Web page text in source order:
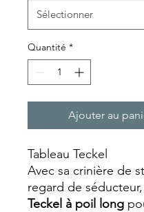
Quantité *
Ajouter au
Tableau Teckel
Avec sa crinière de
regard de
Teckel à poil long